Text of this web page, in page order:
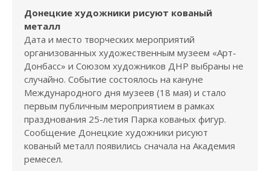
Донецкие художники рисуют кованый
металл
Дата и место творческих мероприятий
организованных художественным музеем «Арт-
Донбасс» и Союзом художников ДНР выбраны не
случайно. Событие состоялось на кануне
Международного дня музеев (18 мая) и стало
первым публичным мероприятием в рамках
празднования 25-летия Парка кованых фигур.
Сообщение Донецкие художники рисуют
кованый металл появились сначала на Академия
ремесел.